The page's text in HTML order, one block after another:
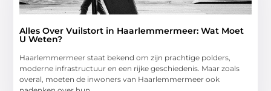
Alles Over Vuilstort in Haarlemmermeer: Wat Moet
U Weten?
Haarlemmermeer staat bekend om zijn prachtige polders,
moderne infrastructuur en een rijke geschiedenis. Maar zoals
overal, moeten de inwoners van Haarlemmermeer ook